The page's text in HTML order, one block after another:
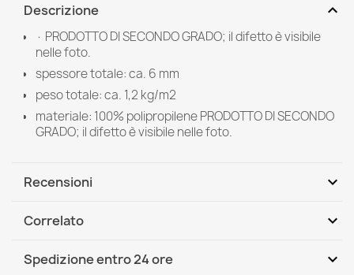
Descrizione expand_more
· PRODOTTO DI SECONDO GRADO; il difetto è visibile
nelle foto.
spessore totale: ca. 6 mm
peso totale: ca. 1,2 kg/m2
materiale: 100% polipropilene PRODOTTO DI SECONDO
GRADO; il difetto è visibile nelle foto.
Recensioni expand_more
Correlato expand_more
Spedizione entro 24 ore expand_more